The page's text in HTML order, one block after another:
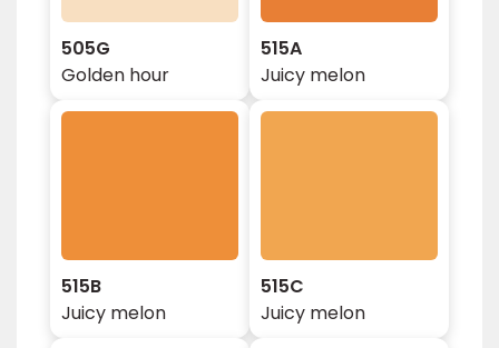
505G
Golden hour
515A
Juicy melon
515B
Juicy melon
515C
Juicy melon